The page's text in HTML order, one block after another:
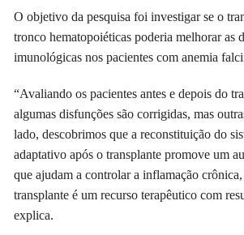
O objetivo da pesquisa foi investigar se o
tronco hematopoiéticas poderia melhorar as
imunológicas nos pacientes com anemia
“Avaliando os pacientes antes e depois do
algumas disfunções são corrigidas, mas
lado, descobrimos que a reconstituição do
adaptativo após o transplante promove um
que ajudam a controlar a inflamação
transplante é um recurso terapêutico com
explica.